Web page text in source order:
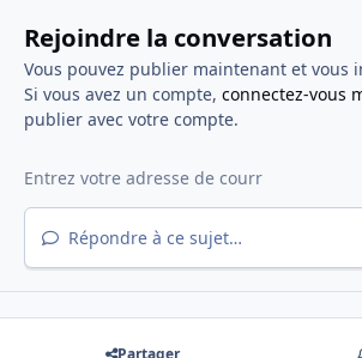
Rejoindre la conversation
Vous pouvez publier maintenant et vous
Si vous avez un compte, connectez-vous
publier avec votre compte.
Répondre à ce sujet…
Partager